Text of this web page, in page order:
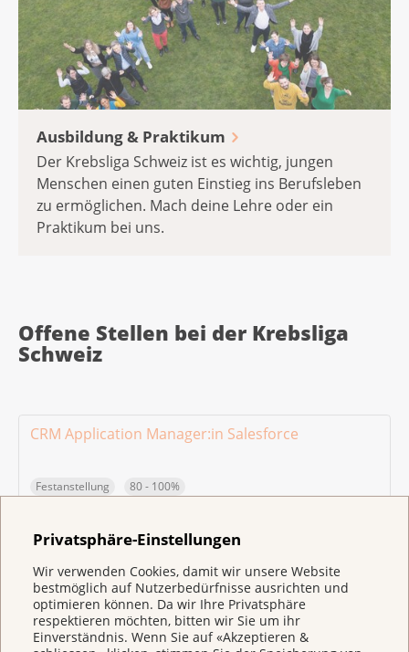
Privatsphäre-Einstellungen
Wir verwenden Cookies, damit wir unsere Website
bestmöglich auf Nutzerbedürfnisse ausrichten und
optimieren können. Da wir Ihre Privatsphäre
respektieren möchten, bitten wir Sie um ihr
Einverständnis. Wenn Sie auf «Akzeptieren &
Ausbildung & Praktikum
Der Krebsliga Schweiz ist es wichtig, jungen
Menschen einen guten Einstieg ins Berufsleben
zu ermöglichen. Mach deine Lehre oder ein
Praktikum bei uns.
Offene Stellen bei der Krebsliga
Schweiz
CRM Application Manager:in Salesforce
Festanstellung
80 - 100%
Jetzt bewerben
Für Fragen stehen wir Ihnen gerne zur